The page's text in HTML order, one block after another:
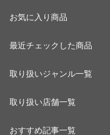
お気に入り商品
最近チェックした商品
取り扱いジャンル一覧
取り扱い店舗一覧
おすすめ記事一覧